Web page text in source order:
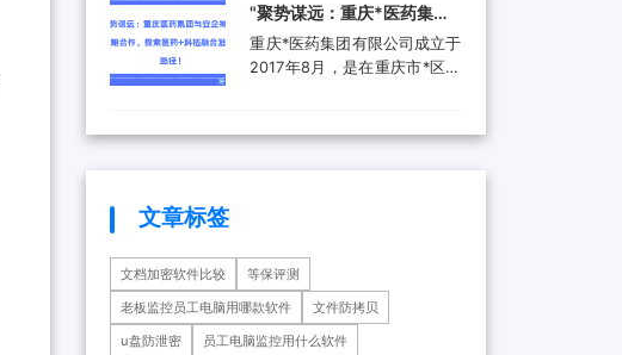
设，打造创新型企业...
集成电路可靠性验证及测试分
析领域打造国内一流集成电路
检测、分析、设计开发及技术
和高端设备集成电路可靠性验
‌"聚势谋远：重庆*医药集团
与安企神达成战略合作，探
索医药+科技融合发展新路
重庆*医药集团有限公司成立于
2017年8月，是在重庆市*区医
业。是重庆*经济技术开发（集
下辖重庆*制药有限公司、*医
药科技重庆有限公司、重庆*肿
瘤医院等十余家子公司...
文章标签
文档加密软件比较
等保评测
老板监控员工电脑用哪款软件
文件防拷贝
u盘防泄密
员工电脑监控用什么软件